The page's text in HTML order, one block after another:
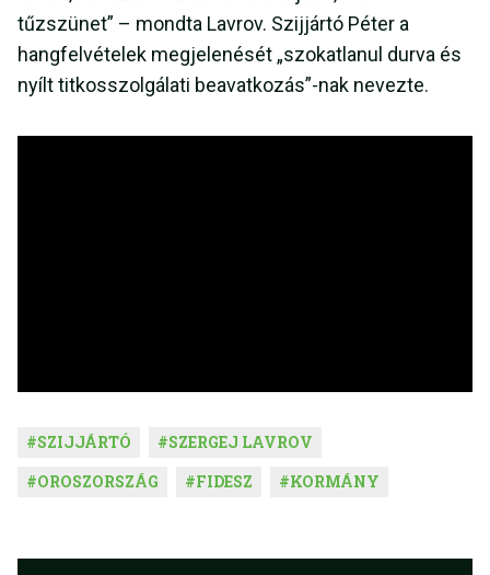
tűzszünet” – mondta Lavrov. Szijjártó Péter a
hangfelvételek megjelenését „szokatlanul durva és
nyílt titkosszolgálati beavatkozás”-nak nevezte.
#SZIJJÁRTÓ #SZERGEJ LAVROV
#OROSZORSZÁG #FIDESZ #KORMÁNY